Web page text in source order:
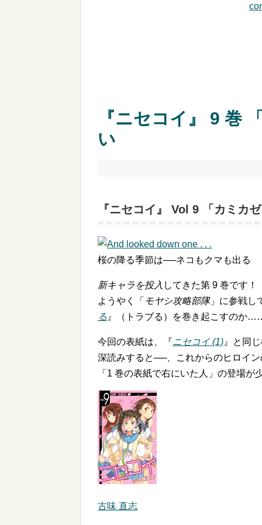
『ニセコイ』 9 巻
い
『ニセコイ』 Vol 9 「カミカゼ
桜の降る季節は──ネコもクマも出る
新キャラを投入 してきた第 9 巻です！
ようやく「 モヤシ攻略部隊」に参戦し
る 』（トラブる）を巻き起こすのか
今回の表紙は、『ニセコイ (1) 』と同
深読みすると──、これからのヒロイン
「1 巻の表紙で右にいた人」の登場
古味 直志